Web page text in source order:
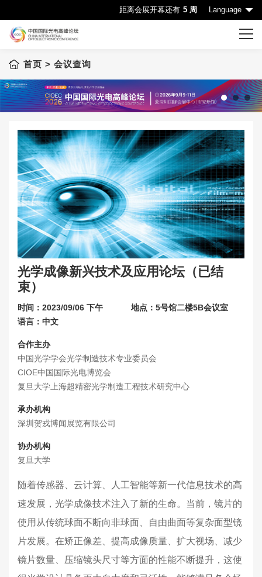
距离会展开幕还有 5 周 Language
首页
CIOE首页
会议查询
赞助机会
申请成为演讲嘉宾
下载中心
联系我们
关于展会
首页 > 会议查询
光学成像新兴技术及应用论坛（已结
束）
时间：2023/09/06 下午
地点：5号馆二楼5B会议室
语言：中文
合作主办
中国光学学会光学制造技术专业委员会
CIOE中国国际光电博览会
复旦大学上海超精密光学制造工程技术研究中心
承办机构
深圳贺戎博闻展览有限公司
协办机构
复旦大学
随着传感器、云计算、人工智能等新一代信息技术的高
速发展，光学成像技术注入了新的生命。当前，镜片的
使用从传统球面不断向非球面、自由曲面等复杂面型镜
片发展。在矫正像差、提高成像质量、扩大视场、减少
镜片数量、压缩镜头尺寸等方面的性能不断提升，这使